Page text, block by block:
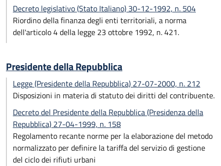
Decreto legislativo (Stato Italiano) 30-12-1992, n. 504
Riordino della finanza degli enti territoriali, a norma
dell'articolo 4 della legge 23 ottobre 1992, n. 421.
Presidente della Repubblica
Legge (Presidente della Repubblica) 27-07-2000, n. 212
Disposizioni in materia di statuto dei diritti del contribuente.
Decreto del Presidente della Repubblica (Presidenza della
Repubblica) 27-04-1999, n. 158
Regolamento recante norme per la elaborazione del metodo
normalizzato per definire la tariffa del servizio di gestione
del ciclo dei rifiuti urbani